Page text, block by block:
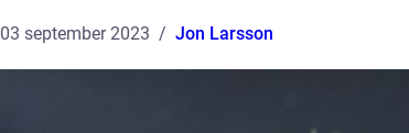
03 september 2023 Jon Larsson